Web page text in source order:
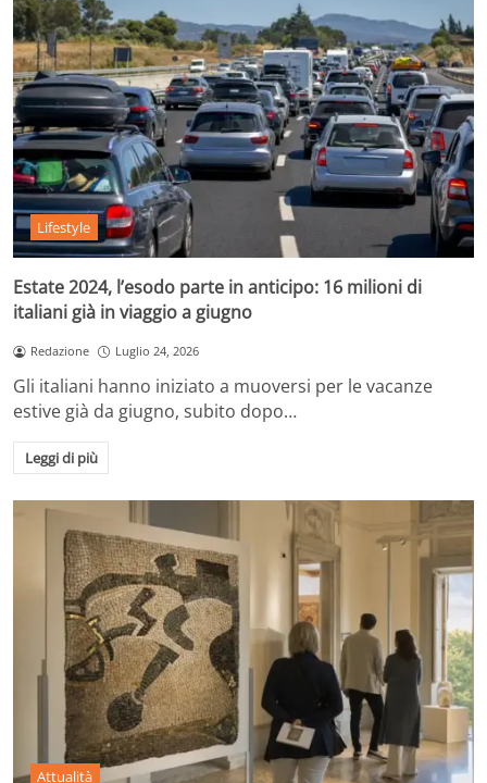
Lifestyle
Estate 2024, l’esodo parte in anticipo: 16 milioni di
italiani già in viaggio a giugno
Redazione Luglio 24, 2026
Gli italiani hanno iniziato a muoversi per le vacanze
estive già da giugno, subito dopo…
Leggi di più
Attualità